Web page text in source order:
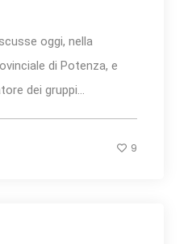
oggi, nella
di Potenza, e
dei gruppi...
9